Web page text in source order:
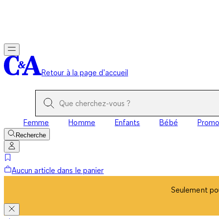
Retour à la page d’accueil
Femme Homme Enfants Bébé Promo
Recherche
Aucun article dans le panier
Seulement